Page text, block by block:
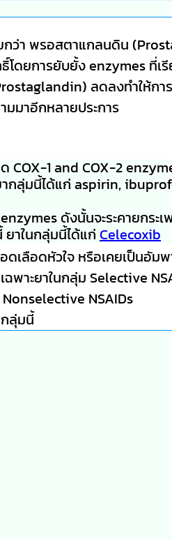
กว่า พรอสตาแกลนดิน
โดยการยับยั้ง enzymes ที่เ
ลดลงทำให้กา
มาอีกหลายประการ
COX-1 and COX-2
ากลุ่มนี้ได้แก่ aspirin,
ดังนั้นจะระคายกระเ
ยาในกลุ่มนี้ได้แก่ Celecoxib
เลือดหัวใจ หรือเคยเป็นอั
พาะยาในกลุ่ม Selective
NSAIDs
ลุ่มนี้